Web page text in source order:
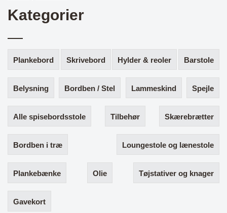
Kategorier
Plankebord Skrivebord Hylder & reoler Barstole
Belysning Bordben / Stel Lammeskind Spejle
Alle spisebordsstole Tilbehør Skærebrætter
Bordben i træ Loungestole og lænestole
Plankebænke Olie Tøjstativer og knager
Gavekort